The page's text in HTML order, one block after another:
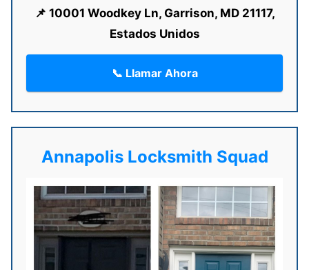
📌 10001 Woodkey Ln, Garrison, MD 21117,
Estados Unidos
📞 Llamar Ahora
Annapolis Locksmith Squad